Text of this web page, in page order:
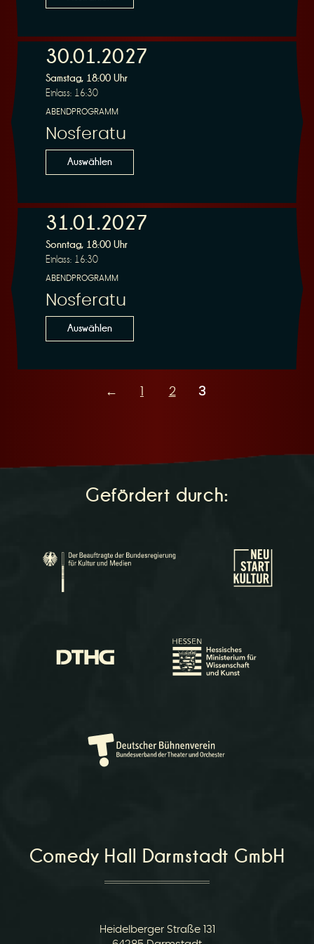
30.01.2027
Samstag, 18:00 Uhr
Einlass: 16:30
ABENDPROGRAMM
Nosferatu
Auswählen
31.01.2027
Sonntag, 18:00 Uhr
Einlass: 16:30
ABENDPROGRAMM
Nosferatu
Auswählen
← 2 3
Gefördert durch:
Comedy Hall Darmstadt GmbH
Heidelberger Straße 131